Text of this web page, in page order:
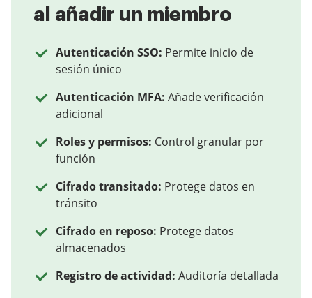
al añadir un miembro
Autenticación SSO: Permite inicio de
sesión único
Autenticación MFA: Añade verificación
adicional
Roles y permisos: Control granular por
función
Cifrado transitado: Protege datos en
tránsito
Cifrado en reposo: Protege datos
almacenados
Registro de actividad: Auditoría detallada